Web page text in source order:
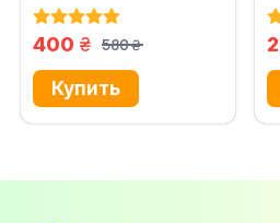
люфтваффе на
580
грн.
400 грн.